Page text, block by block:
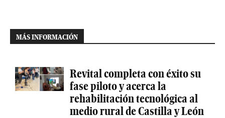
MÁS INFORMACIÓN
Revital completa con éxito su
fase piloto y acerca la
rehabilitación tecnológica al
medio rural de Castilla y León